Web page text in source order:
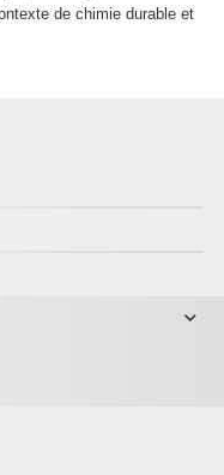
de chimie durable et